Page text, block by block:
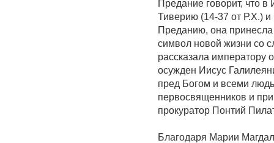
Предание говорит, что
Тиверию (14-37 от Р.Х.)
Преданию, она принесла
символ новой жизни со
рассказала императору
осужден Иисус
пред Богом и всеми
первосвященников и
прокуратор Понтий
Благодаря Марии